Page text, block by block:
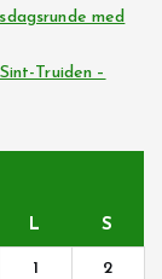
med
Truiden –
L S
1 2